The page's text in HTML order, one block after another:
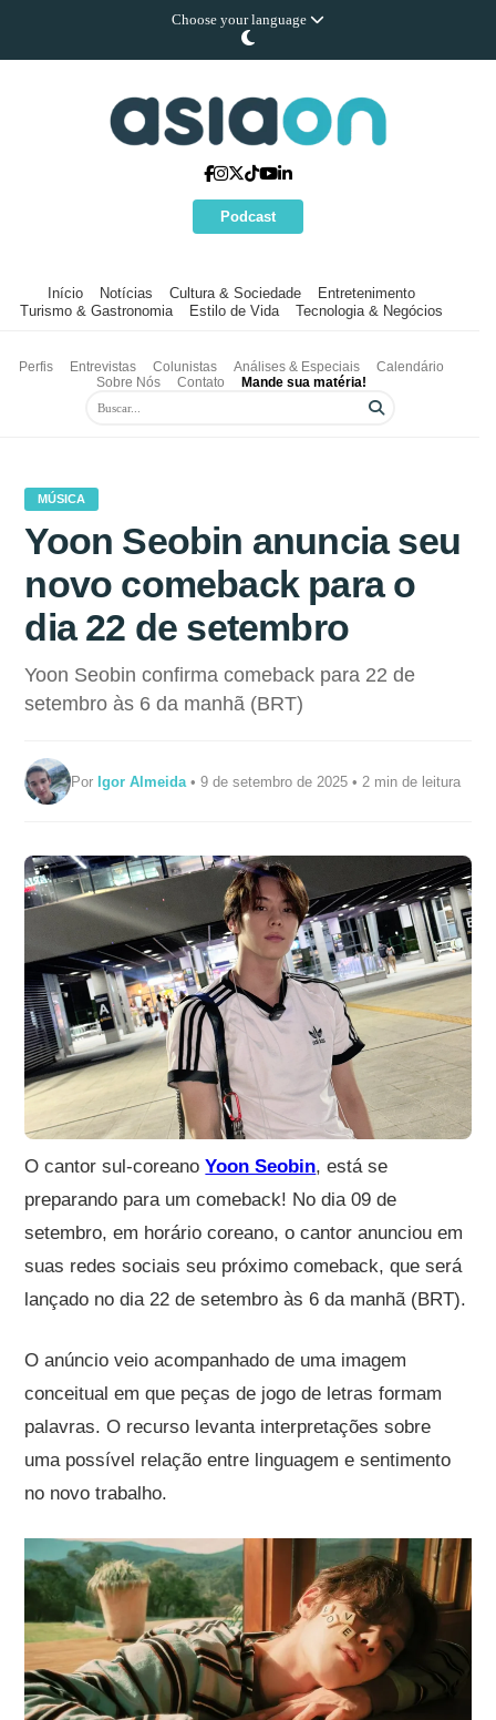
Choose your language
Podcast
Início Notícias Cultura & Sociedade
Entretenimento
Turismo & Gastronomia
Estilo de Vida Tecnologia & Negócios
Perfis Entrevistas Colunistas Análises & Especiais
Calendário
Sobre Nós
Contato Mande sua matéria!
MÚSICA
Yoon Seobin anuncia seu
novo comeback para o
dia 22 de setembro
Yoon Seobin confirma comeback para 22 de
setembro às 6 da manhã (BRT)
PorIgor Almeida • 9 de setembro de 2025 • 2 min de leitura
O cantor sul-coreanoYoon Seobin, está se
preparando para um comeback! No dia 09 de
setembro, em horário coreano, o cantor anunciou em
suas redes sociais seu próximo comeback, que será
lançado no dia 22 de setembro às 6 da manhã (BRT).
O anúncio veio acompanhado de uma imagem
conceitual em que peças de jogo de letras formam
palavras. O recurso levanta interpretações sobre
uma possível relação entre linguagem e sentimento
no novo trabalho.